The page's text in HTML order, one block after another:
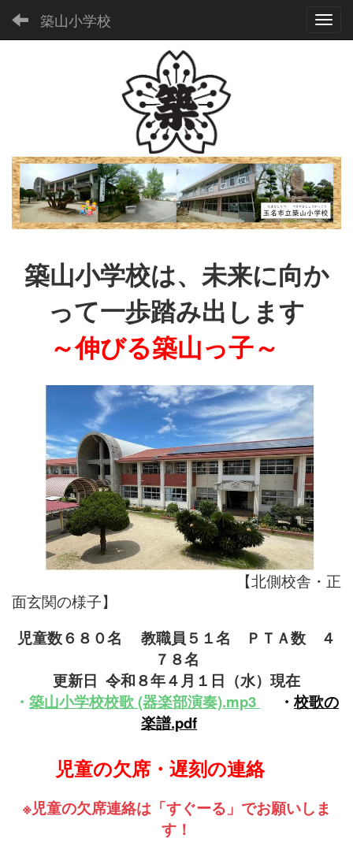
築山小学校
築山小学校は、未来に向か
って一歩踏み出します
～伸びる築山っ子～
【北側校舎・正
面玄関の様子】
児童数６８０名 教職員５１名
ＰＴＡ数 ４
７８名
更新日 令和８年４月１ 日（水）現在
・ 築山小学校校歌 (器楽部演奏).mp3 ・校歌の
楽譜.pdf
児童の欠席・遅刻の連絡
※児童の欠席連絡は「すぐーる」でお願いしま
す！